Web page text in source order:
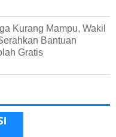
Kurang Mampu, Wakil
Bantuan
Gratis